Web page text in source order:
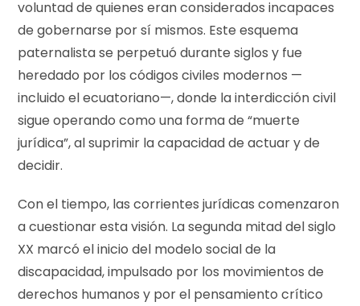
voluntad de quienes eran considerados incapaces
de gobernarse por sí mismos. Este esquema
paternalista se perpetuó durante siglos y fue
heredado por los códigos civiles modernos —
incluido el ecuatoriano—, donde la interdicción civil
sigue operando como una forma de “muerte
jurídica”, al suprimir la capacidad de actuar y de
decidir.
Con el tiempo, las corrientes jurídicas comenzaron
a cuestionar esta visión. La segunda mitad del siglo
XX marcó el inicio del modelo social de la
discapacidad, impulsado por los movimientos de
derechos humanos y por el pensamiento crítico